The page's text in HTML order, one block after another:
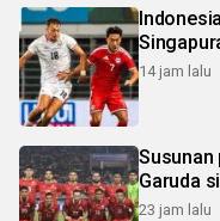
14 jam lalu
Susunan
Garuda
23 jam lalu